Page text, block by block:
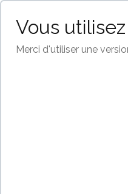
Vous
Merci d'utiliser une